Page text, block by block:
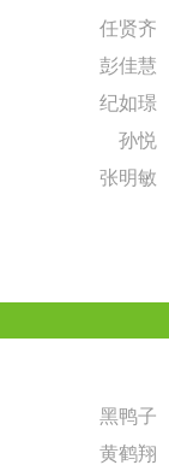
任贤齐
彭佳慧
纪如璟
孙悦
张明敏
黑鸭子
黄鹤翔